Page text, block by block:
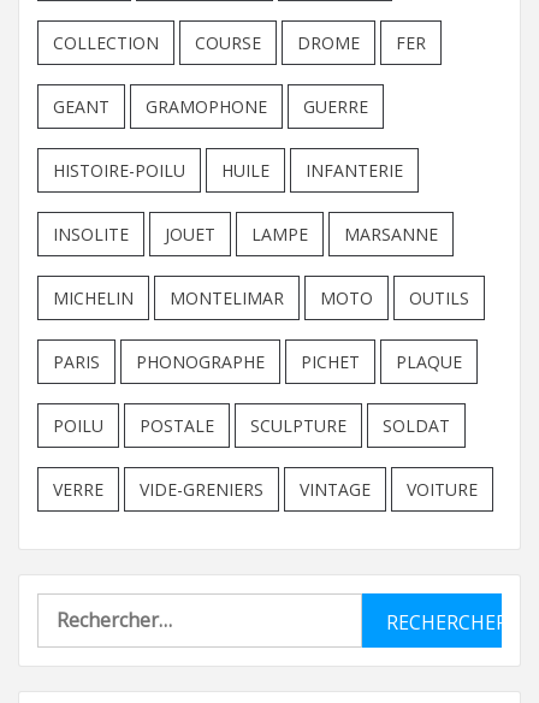
COLLECTION COURSE DROME FER
GEANT GRAMOPHONE GUERRE
HISTOIRE-POILU HUILE INFANTERIE
INSOLITE JOUET LAMPE MARSANNE
MICHELIN MONTELIMAR MOTO OUTILS
PARIS PHONOGRAPHE PICHET PLAQUE
POILU POSTALE SCULPTURE SOLDAT
VERRE VIDE-GRENIERS VINTAGE VOITURE
Rechercher :